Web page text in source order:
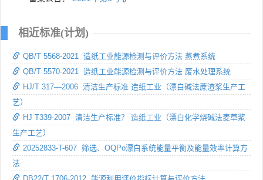
相近标准(计划)
QB/T 5568-2021 造纸工业能源检测与评价方法 蒸煮系统
QB/T 5570-2021 造纸工业能源检测与评价方法 废水处理系统
HJ/T 317—2006 清洁生产标准 造纸工业（漂白碱法蔗渣浆生产工
艺）
HJ T339-2007 清洁生产标准？ 造纸工业（漂白化学烧碱法麦草浆
生产工艺）
20252833-T-607 筛选、OQPo漂白系统能量平衡及能量效率计算方
法